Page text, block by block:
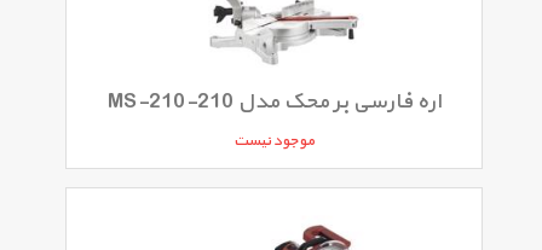
اره فارسی بر محک مدل MS-210-210
موجود نیست